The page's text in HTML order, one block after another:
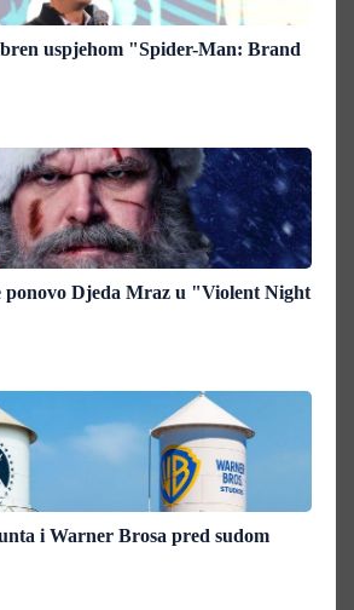
uspjehom "Spider-Man: Brand
Djeda Mraz u "Violent Night
i Warner Brosa pred sudom